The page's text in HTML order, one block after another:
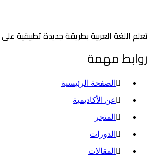
تعلم اللغة العربية بطريقة جديدة تطبيقية
روابط مهمة
الصفحة الرئيسية
عن الأكاديمية
المتجر
الدورات
المقالات